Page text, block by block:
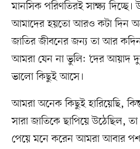
মানসিক পরিণতিরই সাক্ষ্য
আমাদের হয়তো আরও কটা দিন
জাতির জীবনের জন্য তা আর
আমরা যেন না ভুলি: ‘দের আয়াদ
ভালো কিছুই আসে।
আমরা অনেক কিছুই হারিয়েছি,
সারা জাতিকে ছাপিয়ে উঠেছিল,
পেয়ে মনে করেন আমরা আবার